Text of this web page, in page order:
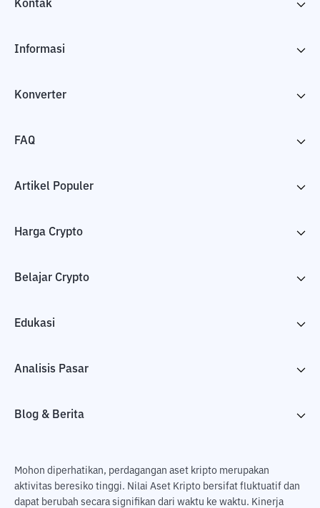
Kontak
Informasi
Konverter
FAQ
Artikel Populer
Harga Crypto
Belajar Crypto
Edukasi
Analisis Pasar
Blog & Berita
Mohon diperhatikan, perdagangan aset kripto merupakan
aktivitas beresiko tinggi. Nilai Aset Kripto bersifat fluktuatif dan
dapat berubah secara signifikan dari waktu ke waktu. Kinerja